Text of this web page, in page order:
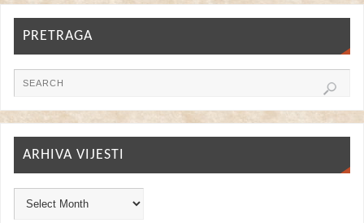
PRETRAGA
ARHIVA VIJESTI